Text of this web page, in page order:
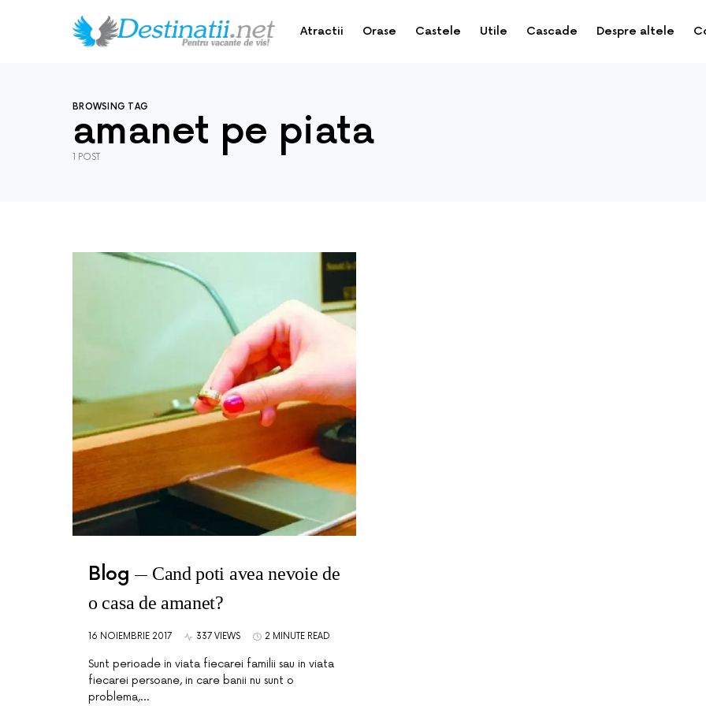
Atractii Orase Castele Utile Cascade Despre altele
BROWSING TAG
amanet pe piata
1 POST
Blog
Cand poti avea nevoie de
o casa de amanet?
16 NOIEMBRIE 2017 337 VIEWS 2 MINUTE READ
Sunt perioade in viata fiecarei familii sau in viata
fiecarei persoane, in care banii nu sunt o
problema,…